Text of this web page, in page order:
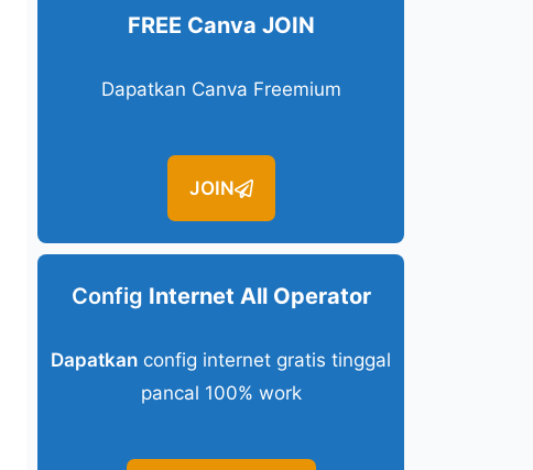
FREE Canva JOIN
Dapatkan Canva Freemium
JOIN
Config Internet All Operator
Dapatkan config internet gratis tinggal
pancal 100% work